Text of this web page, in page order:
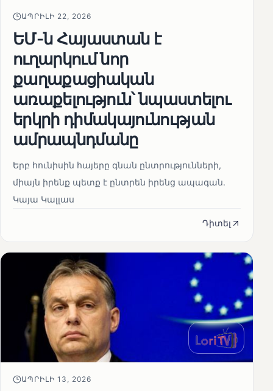
ԱՊՐԻԼԻ 22, 2026
ԵՄ-ն Հայաստան է
ուղարկում նոր
քաղաքացիական
առաքելություն՝ նպաստելու
երկրի դիմակայունության
ամրապնդմանը
Երբ հունիսին հայերը գնան ընտրությունների,
միայն իրենք պետք է ընտրեն իրենց ապագան.
Կայա Կալլաս
Դիտել
ԱՊՐԻԼԻ 13, 2026